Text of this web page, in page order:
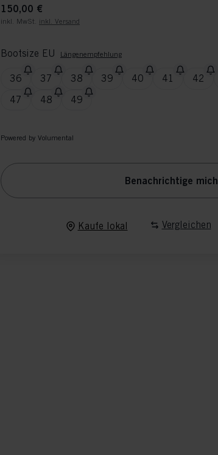
150,00 €
inkl. MwSt. inkl. Versand
Bootsize EU Längenempfehlung
36 37 38 39 40 41 42
47
48 49
Powered by Volumental
Benachrichtige mich
Kaufe lokal Vergleichen